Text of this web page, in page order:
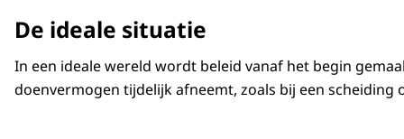
De ideale situatie
In een ideale wereld wordt beleid vanaf het begin
doenvermogen tijdelijk afneemt, zoals bij een scheiding